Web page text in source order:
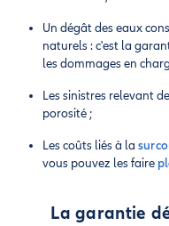
Un dégât des eaux
naturels : c'est la
les dommages en
Les sinistres relevant
porosité ;
Les coûts liés à la
vous pouvez les faire
La garantie